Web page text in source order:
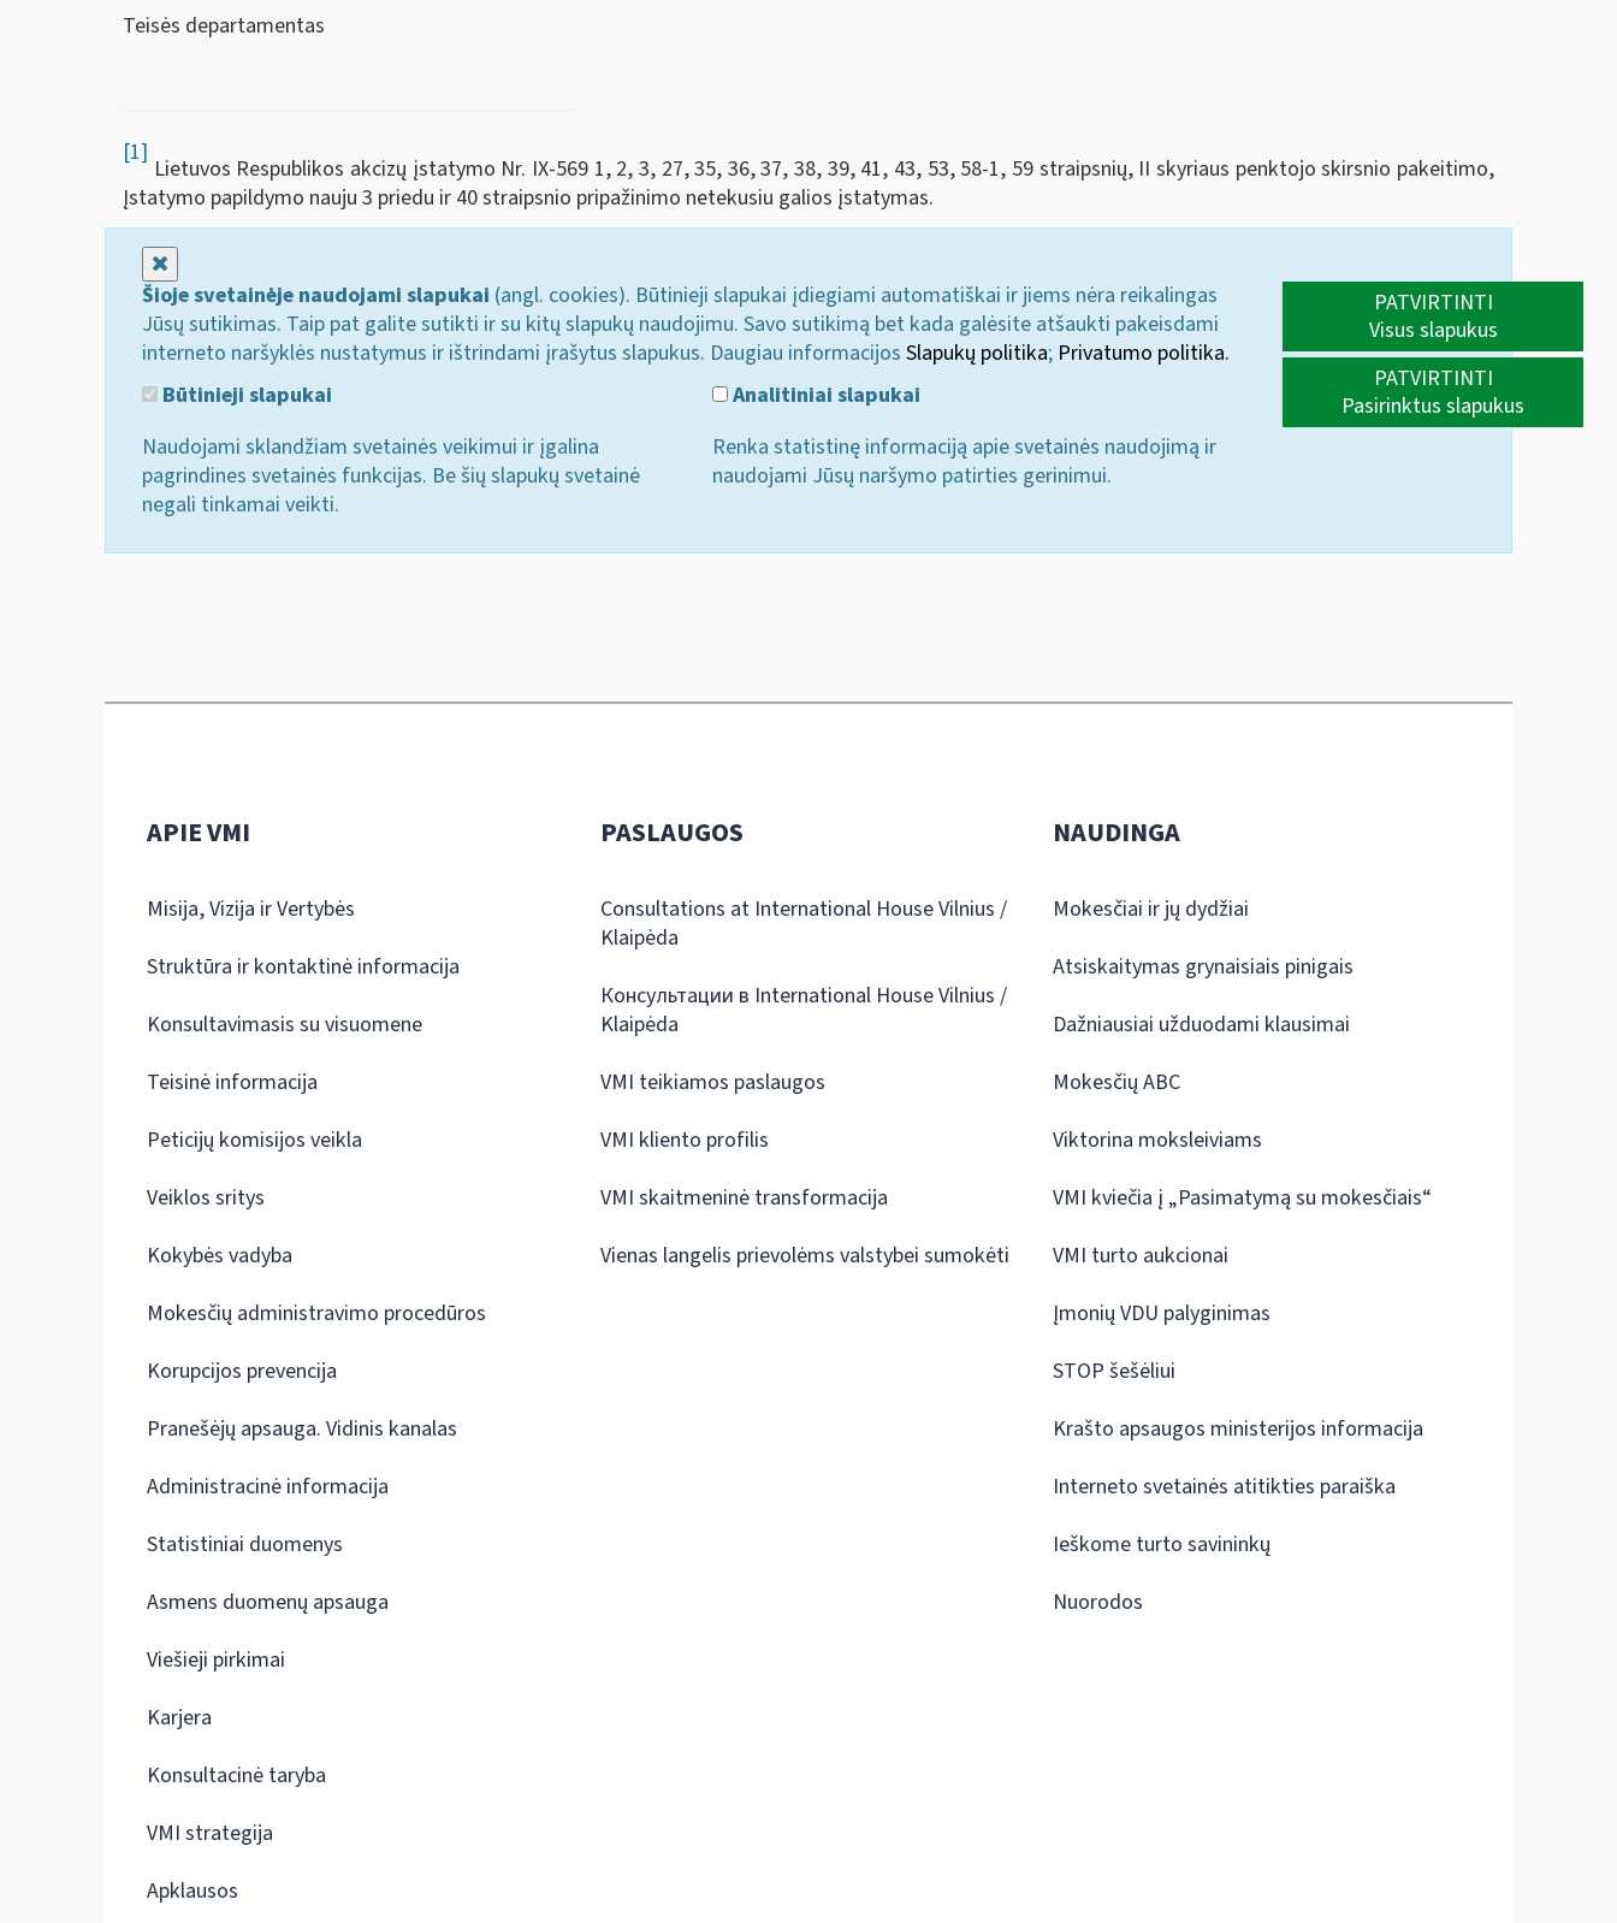
Teisės departamentas
[1]
Lietuvos Respublikos akcizų įstatymo Nr. IX-569 1, 2, 3, 27, 35, 36, 37, 38, 39, 41, 43, 53, 58-1, 59 straipsnių, II skyriaus penktojo skirsnio pakeitimo,
Įstatymo papildymo nauju 3 priedu ir 40 straipsnio pripažinimo netekusiu galios įstatymas.
Šioje svetainėje naudojami slapukai (angl. cookies). Būtinieji slapukai įdiegiami automatiškai ir jiems nėra reikalingas
Jūsų sutikimas. Taip pat galite sutikti ir su kitų slapukų naudojimu. Savo sutikimą bet kada galėsite atšaukti pakeisdami
interneto naršyklės nustatymus ir ištrindami įrašytus slapukus. Daugiau informacijos Slapukų politika; Privatumo politika.
Būtinieji slapukai
Naudojami sklandžiam svetainės veikimui ir įgalina
pagrindines svetainės funkcijas. Be šių slapukų svetainė
negali tinkamai veikti.
Analitiniai slapukai
Renka statistinę informaciją apie svetainės naudojimą ir
naudojami Jūsų naršymo patirties gerinimui.
PATVIRTINTI
Visus slapukus
PATVIRTINTI
Pasirinktus slapukus
APIE VMI
Misija, Vizija ir Vertybės
Struktūra ir kontaktinė informacija
Konsultavimasis su visuomene
Teisinė informacija
Peticijų komisijos veikla
Veiklos sritys
Kokybės vadyba
Mokesčių administravimo procedūros
Korupcijos prevencija
Pranešėjų apsauga. Vidinis kanalas
Administracinė informacija
Statistiniai duomenys
Asmens duomenų apsauga
Viešieji pirkimai
Karjera
Konsultacinė taryba
VMI strategija
Apklausos
PASLAUGOS
Consultations at International House Vilnius /
Klaipėda
Консультации в International House Vilnius /
Klaipėda
VMI teikiamos paslaugos
VMI kliento profilis
VMI skaitmeninė transformacija
Vienas langelis prievolėms valstybei sumokėti
NAUDINGA
Mokesčiai ir jų dydžiai
Atsiskaitymas grynaisiais pinigais
Dažniausiai užduodami klausimai
Mokesčių ABC
Viktorina moksleiviams
VMI kviečia į „Pasimatymą su mokesčiais“
VMI turto aukcionai
Įmonių VDU palyginimas
STOP šešėliui
Krašto apsaugos ministerijos informacija
Interneto svetainės atitikties paraiška
Ieškome turto savininkų
Nuorodos